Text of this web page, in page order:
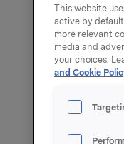
Orkla
This website
active by
more relevant
media and
your choices.
and Cookie